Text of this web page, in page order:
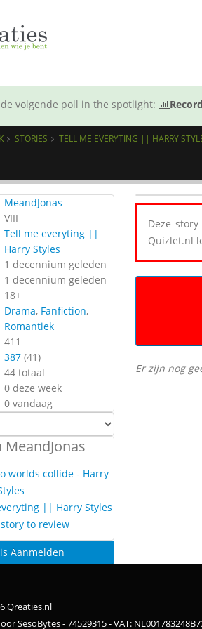
volgende poll in the spotlight:
STORIES TELL ME EVERYTING || HARRY
MeandJonas
VIII
Tell me everyting ||
Harry Styles
1 decennium geleden
1 decennium geleden
18+
Drama, Fanfiction,
Romantiek
411
387 (41)
44 totaal
0 deze week
0 vandaag
MeandJonas
worlds collide - Harry
|| Harry Styles
to review
Aanmelden
Deze
Quizlet.nl
Er zijn nog
Qreaties.nl
SesoBytes - 74529315 - VAT: